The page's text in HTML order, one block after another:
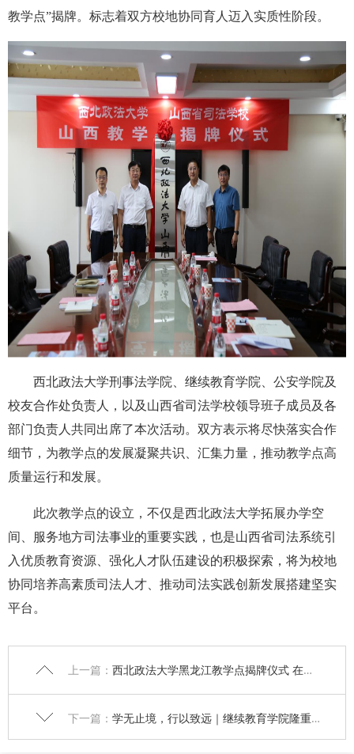
教学点”揭牌。 标志着双方校地协同育人 迈入实质性阶段。
西北政法大学刑事法学院、继续教育学院、公安学院及
校友合作处负责人， 以及 山西省司法学校领导班子成员及各
部门负责人共同 出席了本次活动。双方表示将尽快落实合作
细节， 为教学点的发展凝聚共识、汇集力量， 推动教学点高
质量运行和发展。
此次教学点的设立，不仅是西北政法大学拓展办学空
间、服务地方司法事业的重要实践，也是山西省司法系统引
入优质教育资源、强化人才队伍建设的积极探索，将为校地
协同培养高素质司法人才、推动司法实践创新发展搭建坚实
平台。
上一篇： 西北政法大学黑龙江教学点揭牌仪式 在哈尔滨市成功举行
下一篇： 学无止境，行以致远｜继续教育学院隆重举行2025届毕业典礼暨学位授予仪式